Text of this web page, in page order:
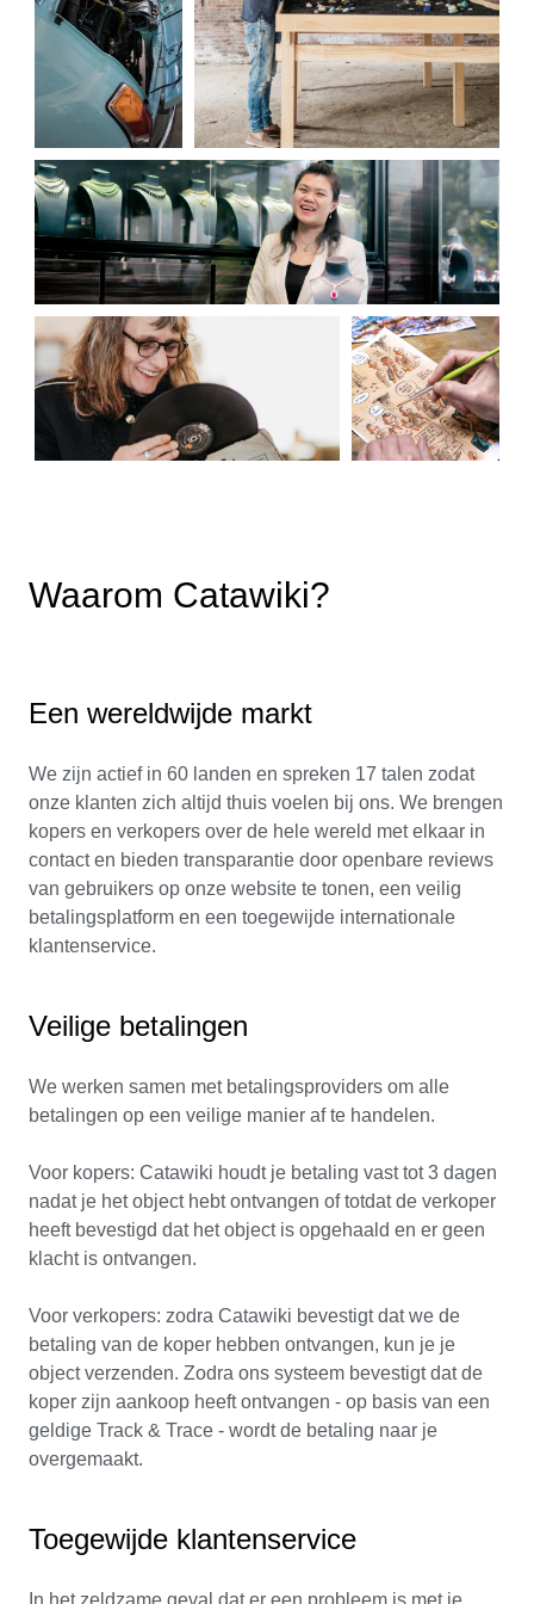
Waarom Catawiki?
Een wereldwijde markt
We zijn actief in 60 landen en spreken 17 talen zodat
onze klanten zich altijd thuis voelen bij ons. We brengen
kopers en verkopers over de hele wereld met elkaar in
contact en bieden transparantie door openbare reviews
van gebruikers op onze website te tonen, een veilig
betalingsplatform en een toegewijde internationale
klantenservice.
Veilige betalingen
We werken samen met betalingsproviders om alle
betalingen op een veilige manier af te handelen.
Voor kopers: Catawiki houdt je betaling vast tot 3 dagen
nadat je het object hebt ontvangen of totdat de verkoper
heeft bevestigd dat het object is opgehaald en er geen
klacht is ontvangen.
Voor verkopers: zodra Catawiki bevestigt dat we de
betaling van de koper hebben ontvangen, kun je je
object verzenden. Zodra ons systeem bevestigt dat de
koper zijn aankoop heeft ontvangen - op basis van een
geldige Track & Trace - wordt de betaling naar je
overgemaakt.
Toegewijde klantenservice
In het zeldzame geval dat er een probleem is met je